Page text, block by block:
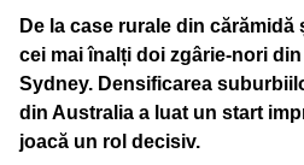
De la case rurale din
cei mai înalți doi zgârie-nori
Sydney. Densificarea
din Australia a luat un start
joacă un rol decisiv.